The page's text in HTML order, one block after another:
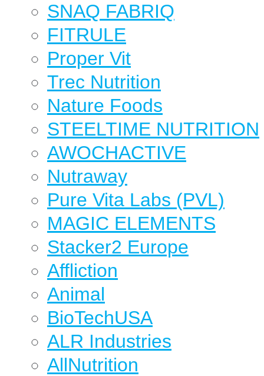
SNAQ FABRIQ
FITRULE
Proper Vit
Trec Nutrition
Nature Foods
STEELTIME NUTRITION
AWOCHACTIVE
Nutraway
Pure Vita Labs (PVL)
MAGIC ELEMENTS
Stacker2 Europe
Affliction
Animal
BioTechUSA
ALR Industries
AllNutrition